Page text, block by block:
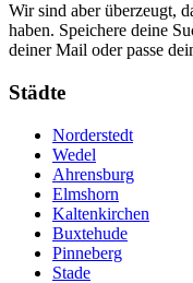
Wir sind aber überzeugt,
haben. Speichere deine
deiner Mail oder passe
Städte
Norderstedt
Wedel
Ahrensburg
Elmshorn
Kaltenkirchen
Buxtehude
Pinneberg
Stade